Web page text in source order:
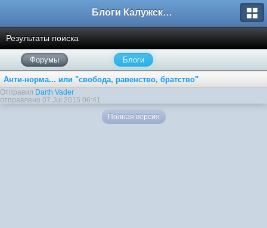
Блоги Калужского перекрестка
Результаты поиска
Форумы Блоги
Анти-норма... или "свобода, равенство, братство"
Отправил Darth Vader
отправлено 07 Jul 2015 06:41
Полная версия